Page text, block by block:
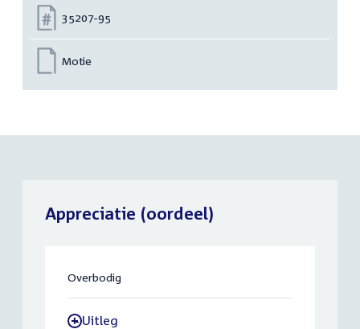
Nummer:
35207-95
Motie
Appreciatie (oordeel)
Overbodig
-Uitleg